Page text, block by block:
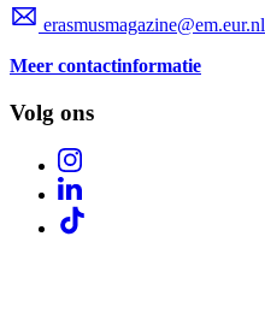
erasmusmagazine@em.eur.nl
Meer contactinformatie
Volg ons